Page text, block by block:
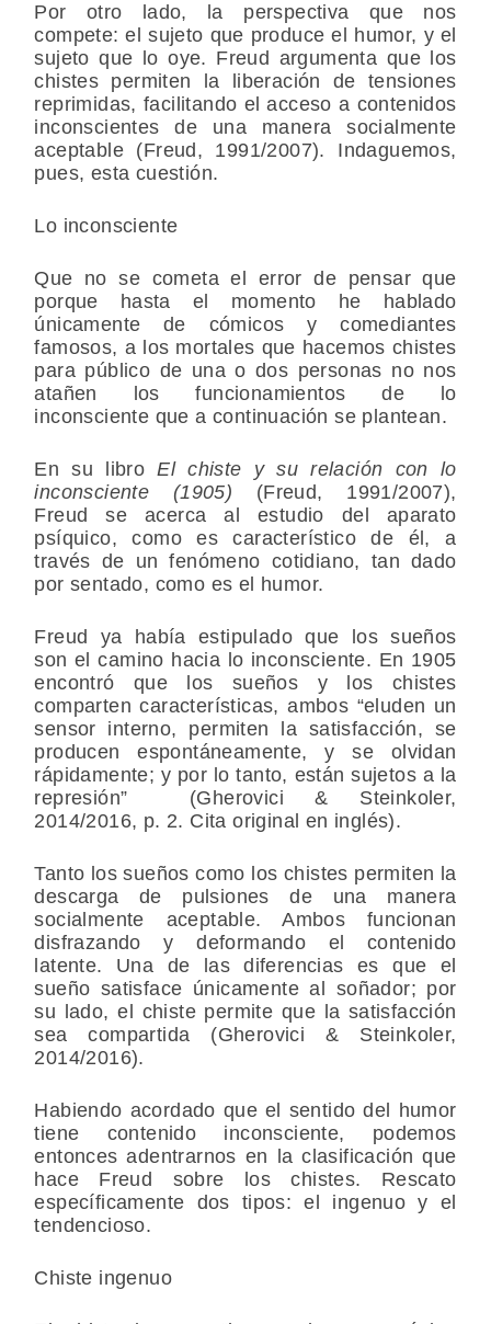
Por otro lado, la perspectiva que nos
compete: el sujeto que produce el humor, y el
sujeto que lo oye. Freud argumenta que los
chistes permiten la liberación de tensiones
reprimidas, facilitando el acceso a contenidos
inconscientes de una manera socialmente
aceptable (Freud, 1991/2007). Indaguemos,
pues, esta cuestión.
Lo inconsciente
Que no se cometa el error de pensar que
porque hasta el momento he hablado
únicamente de cómicos y comediantes
famosos, a los mortales que hacemos chistes
para público de una o dos personas no nos
atañen los funcionamientos de lo
inconsciente que a continuación se plantean.
En su libroEl chiste y su relación con lo
inconsciente (1905) (Freud, 1991/2007),
Freud se acerca al estudio del aparato
psíquico, como es característico de él, a
través de un fenómeno cotidiano, tan dado
por sentado, como es el humor.
Freud ya había estipulado que los sueños
son el camino hacia lo inconsciente. En 1905
encontró que los sueños y los chistes
comparten características, ambos “eluden un
sensor interno, permiten la satisfacción, se
producen espontáneamente, y se olvidan
rápidamente; y por lo tanto, están sujetos a la
represión” (Gherovici & Steinkoler,
2014/2016, p. 2. Cita original en inglés).
Tanto los sueños como los chistes permiten la
descarga de pulsiones de una manera
socialmente aceptable. Ambos funcionan
disfrazando y deformando el contenido
latente. Una de las diferencias es que el
sueño satisface únicamente al soñador; por
su lado, el chiste permite que la satisfacción
sea compartida (Gherovici & Steinkoler,
2014/2016).
Habiendo acordado que el sentido del humor
tiene contenido inconsciente, podemos
entonces adentrarnos en la clasificación que
hace Freud sobre los chistes. Rescato
específicamente dos tipos: el ingenuo y el
tendencioso.
Chiste ingenuo